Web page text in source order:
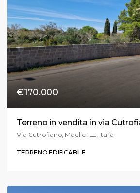
€170.000
Via Cutrofiano, Maglie, LE, Italia
TERRENO EDIFICABILE